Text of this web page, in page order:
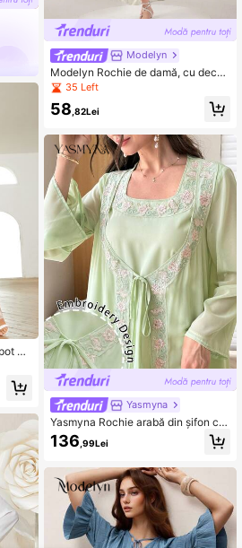
cu
Modelyn
Modelyn Rochie de damă, cu decolt
eu în V, imprimată cu tiv Wrap, în stil
arab, elegantă, cu mâneci lungi
35 Left
58 ,82Lei
Yasmyna
Yasmyna Rochie arabă din șifon cu
broderie florală, verde mentă proas
păt, cu guler pătrat și mânecă lung
136 ,99Lei